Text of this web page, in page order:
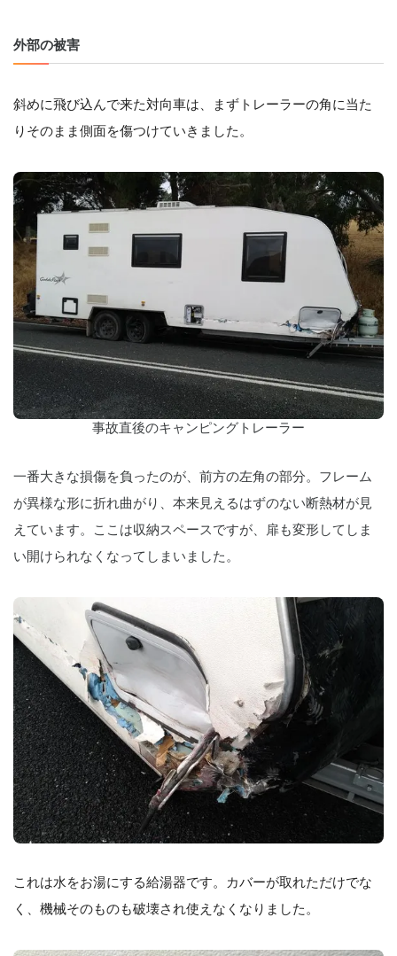
外部の被害
斜めに飛び込んで来た対向車は、まずトレーラーの角に当た
りそのまま側面を傷つけていきました。
事故直後のキャンピングトレーラー
一番大きな損傷を負ったのが、前方の左角の部分。フレーム
が異様な形に折れ曲がり、本来見えるはずのない断熱材が見
えています。ここは収納スペースですが、扉も変形してしま
い開けられなくなってしまいました。
これは水をお湯にする給湯器です。カバーが取れただけでな
く、機械そのものも破壊され使えなくなりました。